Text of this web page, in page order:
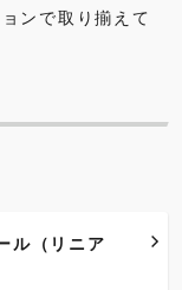
ンで取り揃えて
ル（リニア